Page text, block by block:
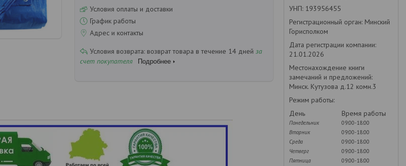
Условия оплаты и доставки
График работы
Адрес и контакты
возврат товара в течение 14 дней за
счет покупателя
Подробнее
УНП: 193956455
Регистрационный орган: Минский
Горисполком
Дата регистрации компании:
21.01.2026
Местонахождение книги
замечаний и предложений:
Минск. Кутузова д.12 комн.3
Режим работы:
День
Время работы
Понедельник
09:00-18:00
Вторник
09:00-18:00
Среда
09:00-18:00
Четверг
09:00-18:00
Пятница
09:00-18:00